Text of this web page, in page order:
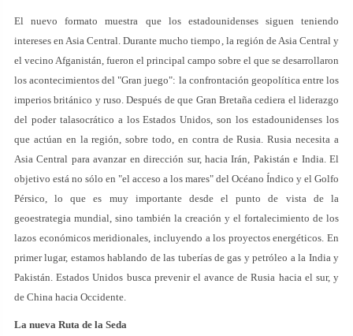
El nuevo formato muestra que los estadounidenses siguen teniendo
intereses en Asia Central. Durante mucho tiempo, la región de Asia Central y
el vecino Afganistán, fueron el principal campo sobre el que se desarrollaron
los acontecimientos del "Gran juego": la confrontación geopolítica entre los
imperios británico y ruso. Después de que Gran Bretaña cediera el liderazgo
del poder talasocrático a los Estados Unidos, son los estadounidenses los
que actúan en la región, sobre todo, en contra de Rusia. Rusia necesita a
Asia Central para avanzar en dirección sur, hacia Irán, Pakistán e India. El
objetivo está no sólo en "el acceso a los mares" del Océano Índico y el Golfo
Pérsico, lo que es muy importante desde el punto de vista de la
geoestrategia mundial, sino también la creación y el fortalecimiento de los
lazos económicos meridionales, incluyendo a los proyectos energéticos. En
primer lugar, estamos hablando de las tuberías de gas y petróleo a la India y
Pakistán. Estados Unidos busca prevenir el avance de Rusia hacia el sur, y
de China hacia Occidente.
La nueva Ruta de la Seda